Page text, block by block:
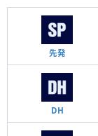
先発
DH